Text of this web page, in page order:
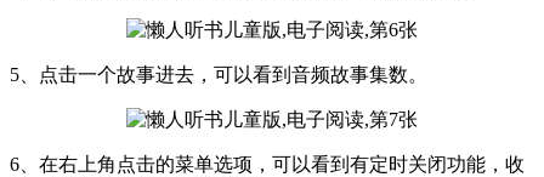
5、点击一个故事进去，可以看到音频故事集数。
6、在右上角点击的菜单选项，可以看到有定时关闭功能，收